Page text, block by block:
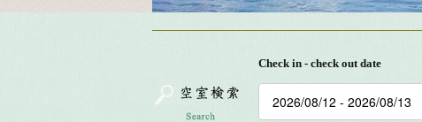
Check in - check out date